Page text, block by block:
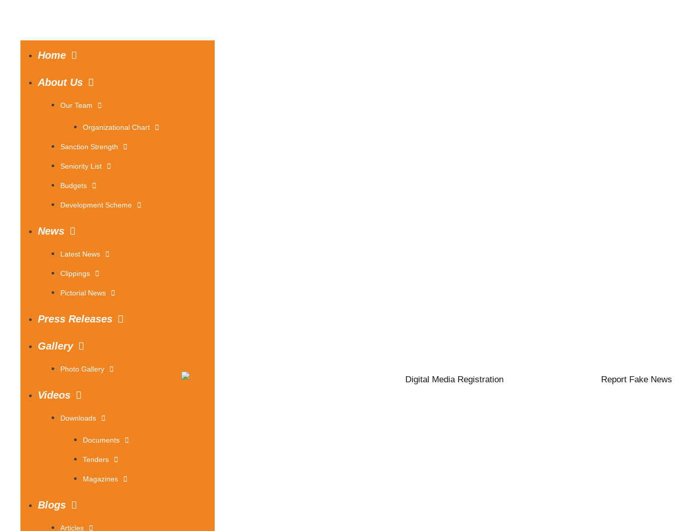
Home
About Us
Our Team
Organizational Chart
Sanction Strength
Seniority List
Budgets
Development Scheme
News
Latest News
Clippings
Pictorial News
Press Releases
Gallery
Photo Gallery
Videos
Downloads
Documents
Tenders
Magazines
Blogs
Articles
Digital Media Registration Report Fake News